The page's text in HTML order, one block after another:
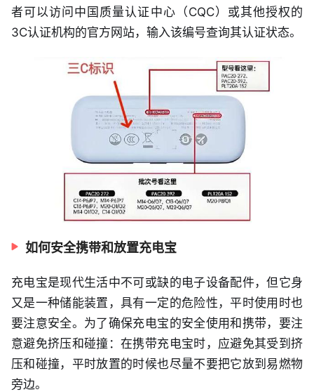
者可以访问中国质量认证中心（CQC）或其他授权的
3C认证机构的官方网站，输入该编号查询其认证状态。
如何安全携带和放置充电宝
充电宝是现代生活中不可或缺的电子设备配件，但它身
又是一种储能装置，具有一定的危险性，平时使用时也
要注意安全。为了确保充电宝的安全使用和携带，要注
意避免挤压和碰撞：在携带充电宝时，应避免其受到挤
压和碰撞，平时放置的时候也尽量不要把它放到易燃物
旁边。